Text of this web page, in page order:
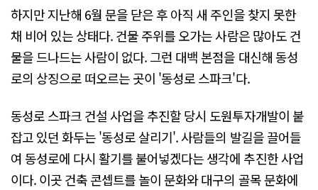
하지만 지난해 6월 문을 닫은 후 아직 새 주인을 찾지 못한
채 비어 있는 상태다. 건물 주위를 오가는 사람은 많아도 건
물을 드나드는 사람이 없다. 그런 대백 본점을 대신해 동성
로의 상징으로 떠오르는 곳이 '동성로 스파크'다.
동성로 스파크 건설 사업을 추진할 당시 도원투자개발이 붙
잡고 있던 화두는 '동성로 살리기'. 사람들의 발길을 끌어들
여 동성로에 다시 활기를 불어넣겠다는 생각에 추진한 사업
이다. 이곳 건축 콘셉트를 놀이 문화와 대구의 골목 문화에